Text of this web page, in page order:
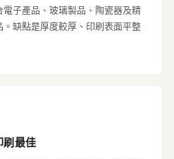
子產品、玻璃製品、陶瓷器及精
缺點是厚度較厚、印刷表面平整
刷最佳